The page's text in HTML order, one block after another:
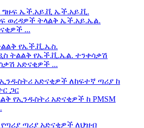
ወረዳዎች ትላልቅ ኤች.አይ.ኤል.
...
ትልልቅ የኤች.ቪ.ኤል. ተንቀሳቃሽ
አድናቂዎች ...
የኢንዱስትሪ አድናቂዎች ከ PMSM